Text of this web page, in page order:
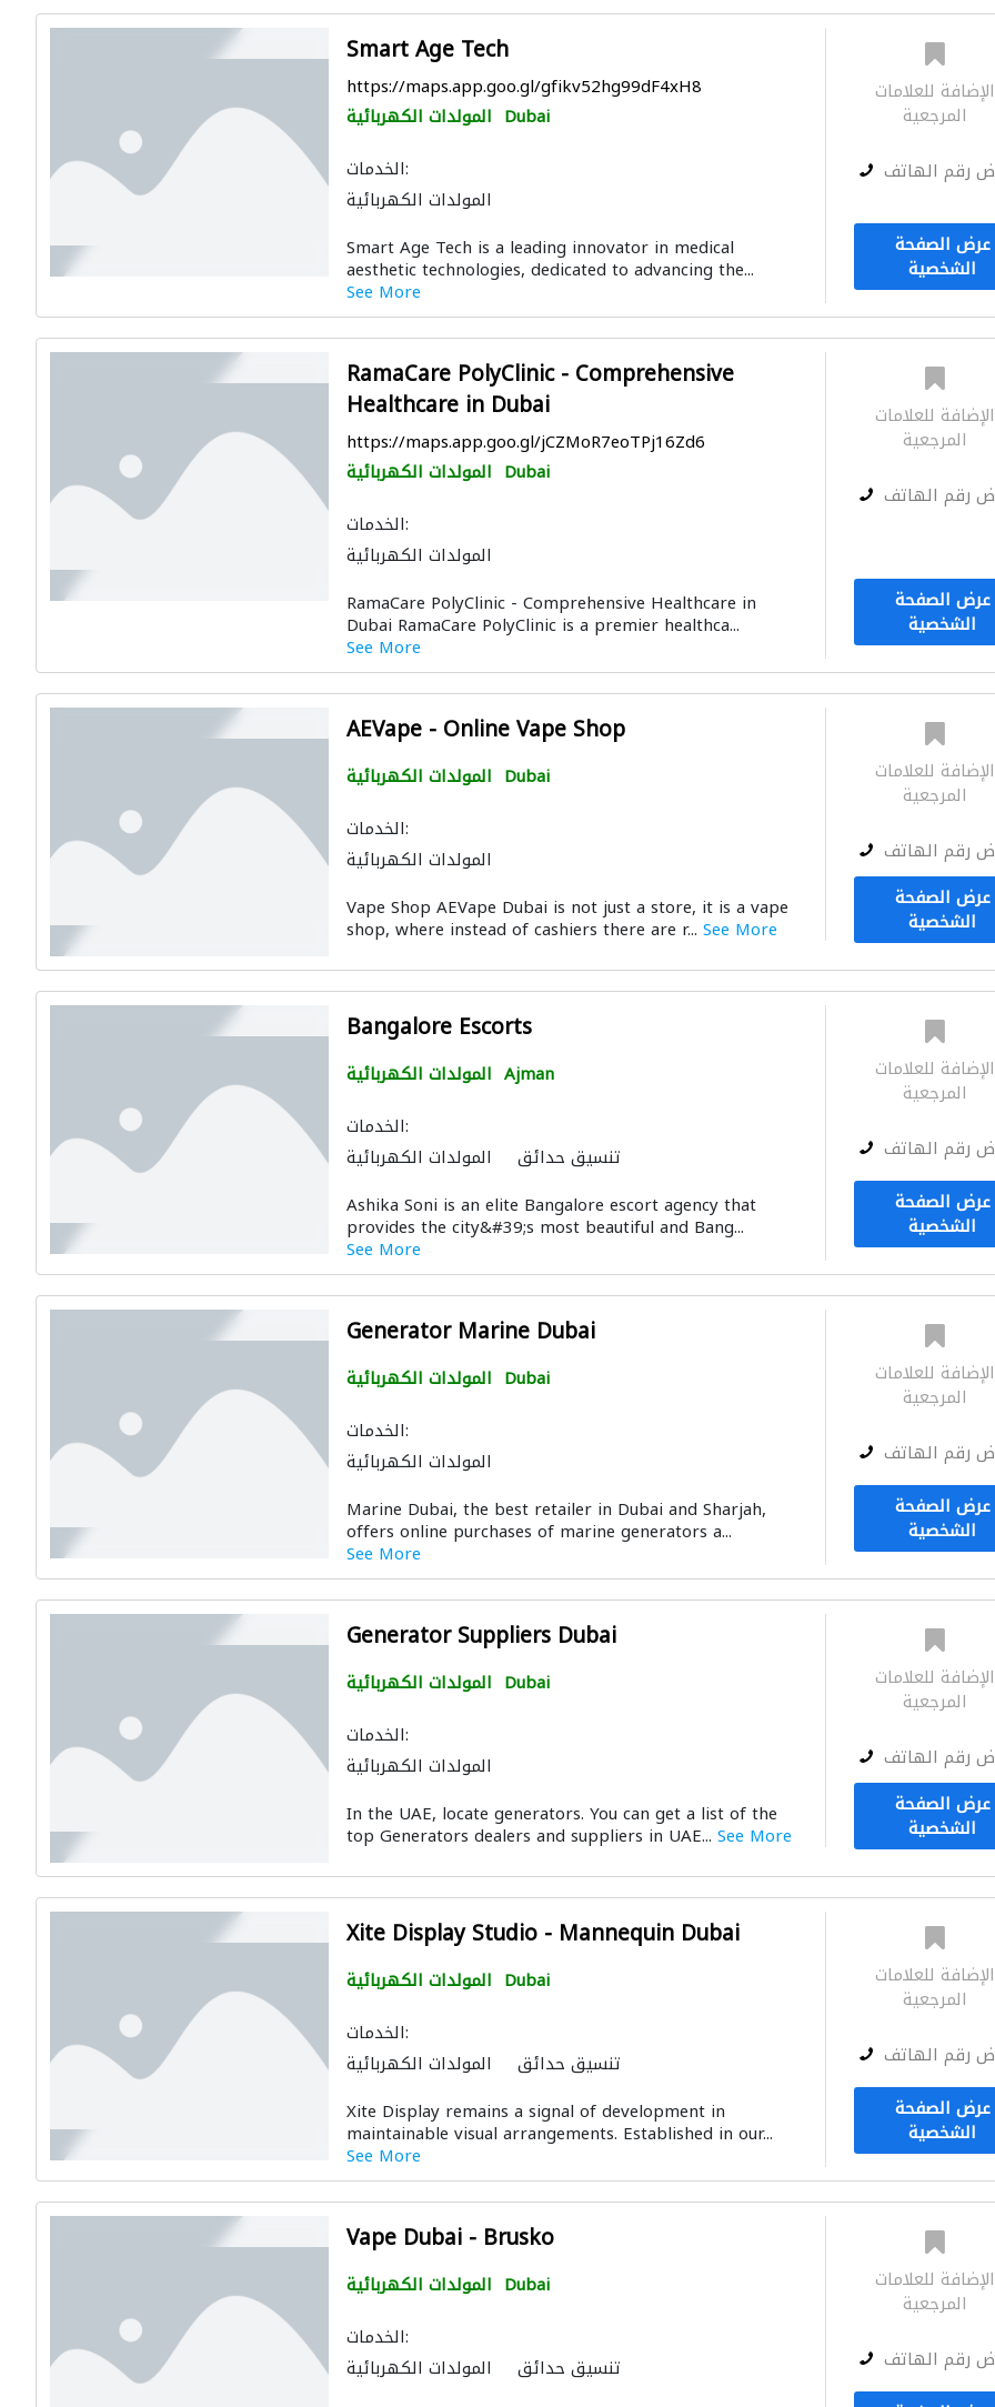
Smart Age Tech
https://maps.app.goo.gl/gfikv52hg99dF4xH8
المولدات الكهربائية Dubai
الخدمات:
المولدات الكهربائية
Smart Age Tech is a leading innovator in medical
aesthetic technologies, dedicated to advancing the...
See More
الإضافة للعلامات
المرجعية
رقم الهاتف
عرض الصفحة
الشخصية
RamaCare PolyClinic - Comprehensive
Healthcare in Dubai
https://maps.app.goo.gl/jCZMoR7eoTPj16Zd6
المولدات الكهربائية Dubai
الخدمات:
المولدات الكهربائية
RamaCare PolyClinic - Comprehensive Healthcare in
Dubai RamaCare PolyClinic is a premier healthca...
See More
الإضافة للعلامات
المرجعية
رقم الهاتف
عرض الصفحة
الشخصية
AEVape - Online Vape Shop
المولدات الكهربائية Dubai
الخدمات:
المولدات الكهربائية
Vape Shop AEVape Dubai is not just a store, it is a vape
shop, where instead of cashiers there are r... See More
الإضافة للعلامات
المرجعية
رقم الهاتف
عرض الصفحة
الشخصية
Bangalore Escorts
المولدات الكهربائية Ajman
الخدمات:
المولدات الكهربائية
تنسيق حدائق
Ashika Soni is an elite Bangalore escort agency that
provides the city&#39;s most beautiful and Bang...
See More
الإضافة للعلامات
المرجعية
رقم الهاتف
عرض الصفحة
الشخصية
Generator Marine Dubai
المولدات الكهربائية Dubai
الخدمات:
المولدات الكهربائية
Marine Dubai, the best retailer in Dubai and Sharjah,
offers online purchases of marine generators a...
See More
الإضافة للعلامات
المرجعية
رقم الهاتف
عرض الصفحة
الشخصية
Generator Suppliers Dubai
المولدات الكهربائية Dubai
الخدمات:
المولدات الكهربائية
In the UAE, locate generators. You can get a list of the
top Generators dealers and suppliers in UAE... See More
الإضافة للعلامات
المرجعية
رقم الهاتف
عرض الصفحة
الشخصية
Xite Display Studio - Mannequin Dubai
المولدات الكهربائية Dubai
الخدمات:
المولدات الكهربائية
تنسيق حدائق
Xite Display remains a signal of development in
maintainable visual arrangements. Established in our...
See More
الإضافة للعلامات
المرجعية
رقم الهاتف
عرض الصفحة
الشخصية
Vape Dubai - Brusko
المولدات الكهربائية Dubai
الخدمات:
المولدات الكهربائية
تنسيق حدائق
الإضافة للعلامات
المرجعية
رقم الهاتف